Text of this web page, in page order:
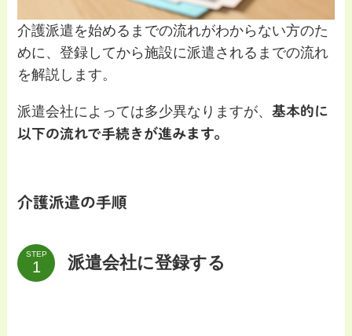
介護派遣を始めるまでの流れがわからない方のた
めに、登録してから施設に派遣されるまでの流れ
を解説します。
派遣会社によっては多少異なりますが、基本的に
以下の流れで手続きが進みます。
介護派遣の手順
STEP 派遣会社に登録する